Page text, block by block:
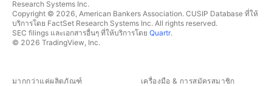
Research Systems Inc.
Copyright © 2026, American Bankers Association. CUSIP Database ที่ให้
บริการโดย FactSet Research Systems Inc. All rights reserved.
SEC filings และเอกสารอื่นๆ ที่ให้บริการโดย Quartr.
© 2026 TradingView, Inc.
มากกว่าแค่ผลิตภัณฑ์ เครื่องมือ & การสมัครสมาชิก